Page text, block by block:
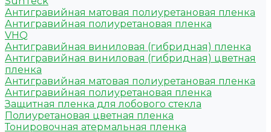
Антигравийная матовая полиуретановая пленка
Антигравийная полиуретановая пленка
VHQ
Антигравийная виниловая (гибридная) пленка
Антигравийная виниловая (гибридная) цветная
пленка
Антигравийная матовая полиуретановая пленка
Антигравийная полиуретановая пленка
Защитная пленка для лобового стекла
Полиуретановая цветная пленка
Тонировочная атермальная пленка